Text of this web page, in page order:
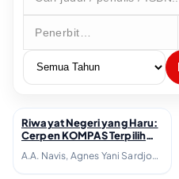
↗
Riwayat Negeri yang Haru:
Cerpen KOMPAS Terpilih
A.A. Navis, Agnes Yani Sardjono, Agus Dermawan T., Agus Vrisaba, Ahmad Tohari, Akhlis Suryapati D., Arie M.P. Tamba, Bakdi Soemanto, Beni Setia, Bondan Winarno, Bre Redana, Budiarto Danujaya, Danarto, Darwis Khudori, Debra H. Yatim, Djoko Quartantyo, Emha Ainun Nadjib, Fadli Rasyid, Hamsad Rangkuti, Harris Effendi Thahar, Jujur Prananto, Julius R. Siyaranamual, Kasijanto, Kurnia JR, Leila S. Chudori, Linda Christanty, Maman Samanhudi, Marselli, Mira Sato, Mohammad Diponegoro, Nh. Dini, Pamusuk Eneste, Putu Wijaya, Radhar Panca Dahana, Rahman Arge, Ratna Indraswari Ibrahim, Rayni M. Massardi, S.N. Ratmana, Satyagraha Hoerip, Seno Gumira Ajidarma, Sutardji Calzoum Bachri, Tagor Anaxiltianur, Y.B. Mangunwijaya, Yanusa Nugroho, Yudhistira A.N.M. Massardi